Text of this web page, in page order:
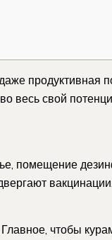
продуктивная
весь свой
помещение
вакцинации.
чтобы